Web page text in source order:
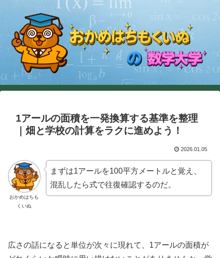
1アールの面積を一発換算する基準を整理
｜畑と学校の計算をラクに進めよう！
2026.01.05
おかめはちも
くいぬ
まずは1アールを100平方メートルと覚え、
混乱したら式で往復確認するのだ。
広さの話になると単位が次々に現れて、1アールの面積が